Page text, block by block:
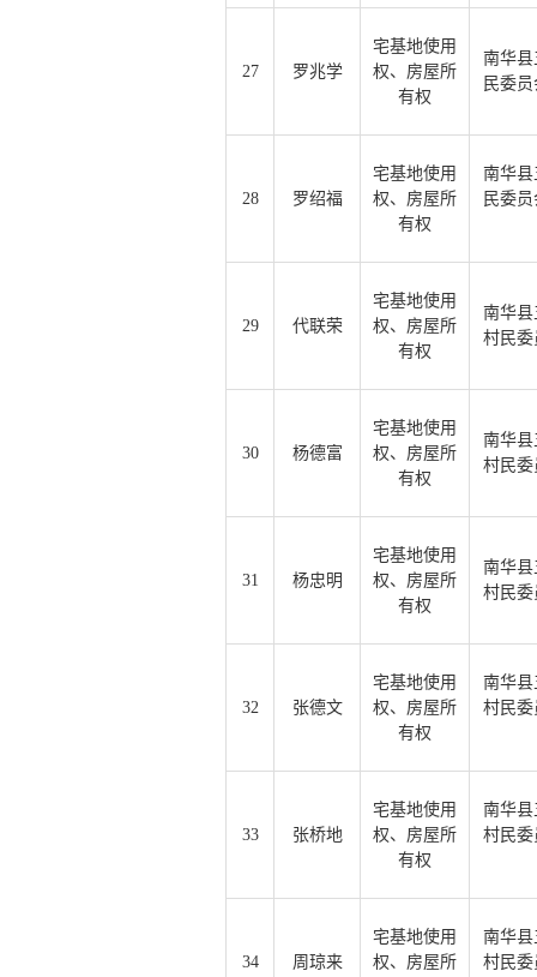
27 罗兆学
宅基地使用
权、房屋所
有权
南华
民委
28 罗绍福
宅基地使用
权、房屋所
有权
南华
民委
29 代联荣
宅基地使用
权、房屋所
有权
南华
村民
30 杨德富
宅基地使用
权、房屋所
有权
南华
村民
31 杨忠明
宅基地使用
权、房屋所
有权
南华
村民
32 张德文
宅基地使用
权、房屋所
有权
南华
村民
33 张桥地
宅基地使用
权、房屋所
有权
南华
村民
34 周琼来
宅基地使用
权、房屋所
南华
村民